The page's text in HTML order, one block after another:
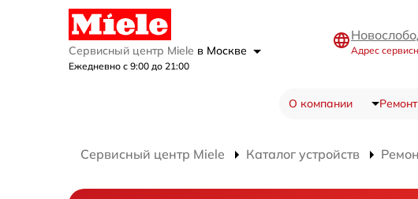
Сервисный центр Miele в Москве
Ежедневно с 9:00 до 21:00
Адрес
О компании
Сервисный центр Miele Каталог устройств